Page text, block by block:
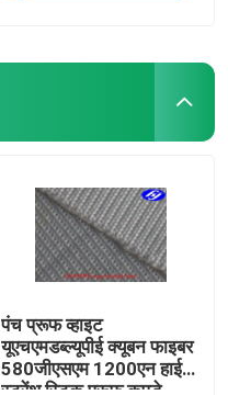
पंच प्रूफ व्हाइट
यूएचएमडब्ल्यूपीई क्यूबन फाइबर
580जीएसएम 1200एन हाई
स्ट्रेंथ स्टिक प्रूफ कपड़े